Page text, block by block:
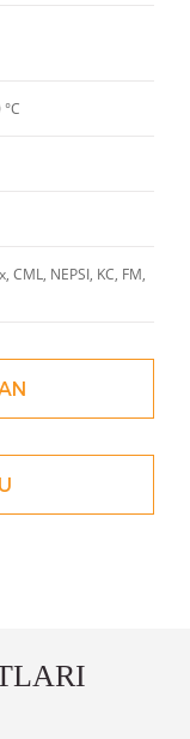
CML, NEPSI, KC, FM,